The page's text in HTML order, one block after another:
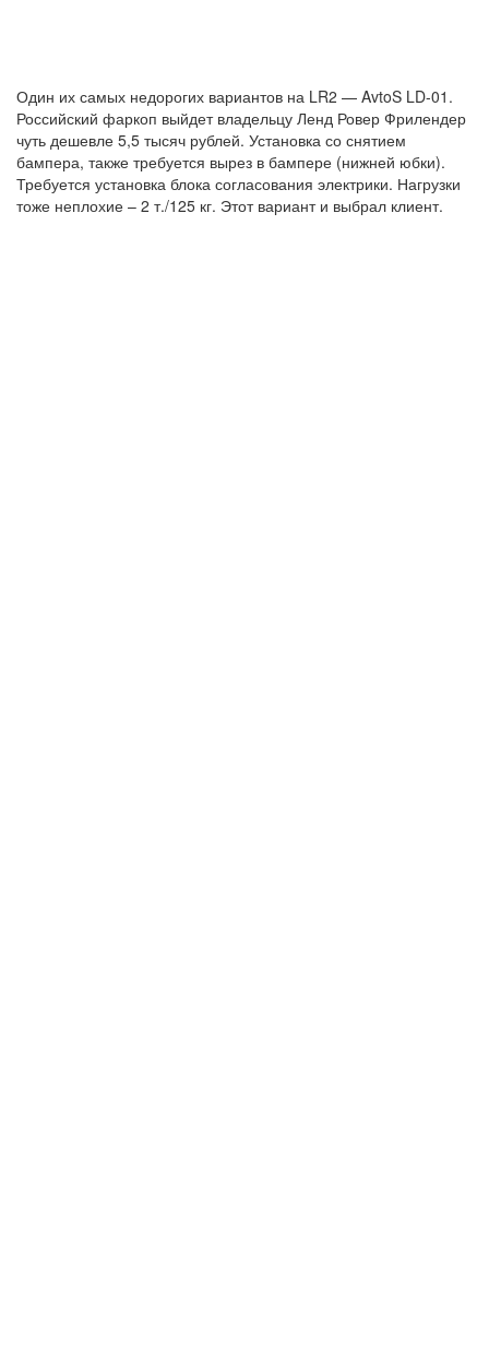
Один их самых недорогих вариантов на LR2 — AvtoS LD-01.
Российский фаркоп выйдет владельцу Ленд Ровер Фрилендер
чуть дешевле 5,5 тысяч рублей. Установка со снятием
бампера, также требуется вырез в бампере (нижней юбки).
Требуется установка блока согласования электрики. Нагрузки
тоже неплохие – 2 т./125 кг. Этот вариант и выбрал клиент.